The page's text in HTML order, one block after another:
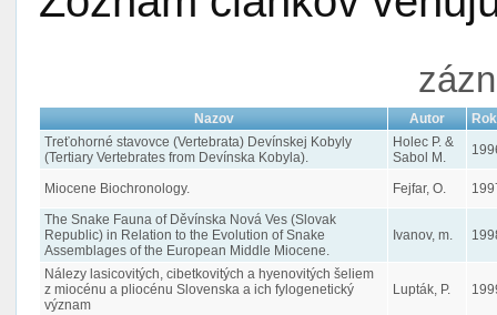
Nazov Autor
Rok
Treťohorné stavovce (Vertebrata) Devínskej Kobyly
(Tertiary Vertebrates from Devínska Kobyla).
Holec P. &
Sabol M.
Miocene Biochronology. Fejfar, O.
The Snake Fauna of Děvínska Nová Ves (Slovak
Republic) in Relation to the Evolution of Snake
Assemblages of the European Middle Miocene.
Ivanov, m.
Nálezy lasicovitých, cibetkovitých a hyenovitých šeliem
z miocénu a pliocénu Slovenska a ich fylogenetický
význam
Lupták, P.